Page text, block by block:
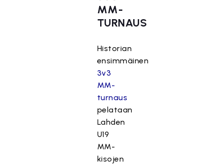
MM-
TURNAUS
Historian
ensimmäinen
3v3
MM-
turnaus
pelataan
Lahden
U19
MM-
kisojen